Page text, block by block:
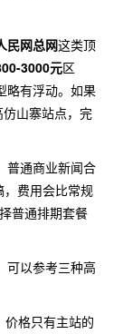
民网总网这类顶
3000元区
略有浮动。如果
山寨站点，完
普通商业新闻合
费用会比常规
普通排期套餐
可以参考三种高
格只有主站的